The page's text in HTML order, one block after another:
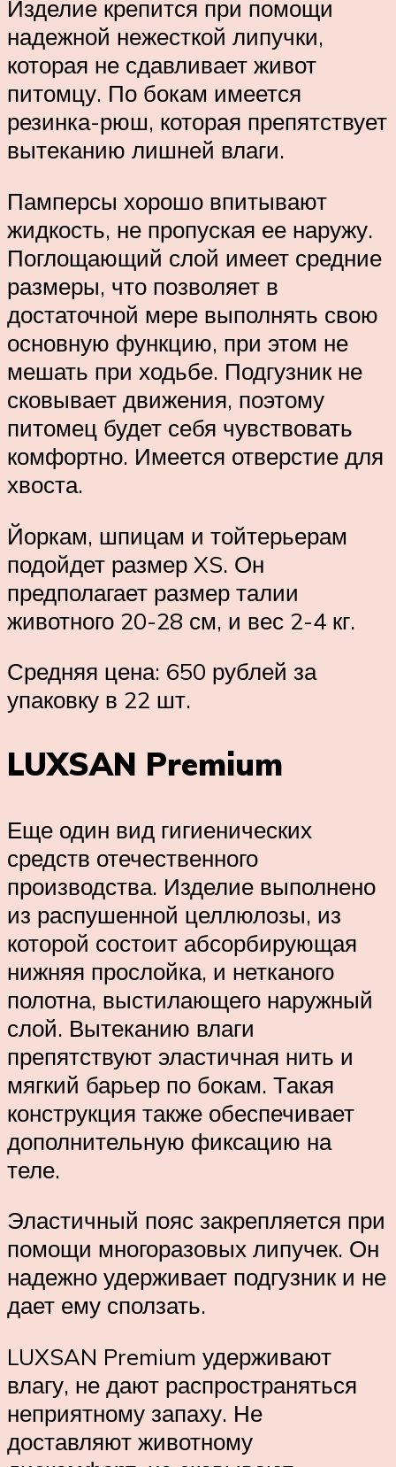
Изделие крепится при помощи
надежной нежесткой липучки,
которая не сдавливает живот
питомцу. По бокам имеется
резинка-рюш, которая препятствует
вытеканию лишней влаги.
Памперсы хорошо впитывают
жидкость, не пропуская ее наружу.
Поглощающий слой имеет средние
размеры, что позволяет в
достаточной мере выполнять свою
основную функцию, при этом не
мешать при ходьбе. Подгузник не
сковывает движения, поэтому
питомец будет себя чувствовать
комфортно. Имеется отверстие для
хвоста.
Йоркам, шпицам и тойтерьерам
подойдет размер XS. Он
предполагает размер талии
животного 20-28 см, и вес 2-4 кг.
Средняя цена: 650 рублей за
упаковку в 22 шт.
LUXSAN Premium
Еще один вид гигиенических
средств отечественного
производства. Изделие выполнено
из распушенной целлюлозы, из
которой состоит абсорбирующая
нижняя прослойка, и нетканого
полотна, выстилающего наружный
слой. Вытеканию влаги
препятствуют эластичная нить и
мягкий барьер по бокам. Такая
конструкция также обеспечивает
дополнительную фиксацию на
теле.
Эластичный пояс закрепляется при
помощи многоразовых липучек. Он
надежно удерживает подгузник и не
дает ему сползать.
LUXSAN Premium удерживают
влагу, не дают распространяться
неприятному запаху. Не
доставляют животному